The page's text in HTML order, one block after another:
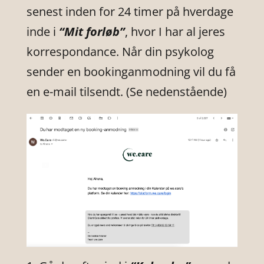
senest inden for 24 timer på hverdage
inde i “Mit forløb”, hvor I har al jeres
korrespondance. Når din psykolog
sender en bookinganmodning vil du få
en e-mail tilsendt. (Se nedenstående)